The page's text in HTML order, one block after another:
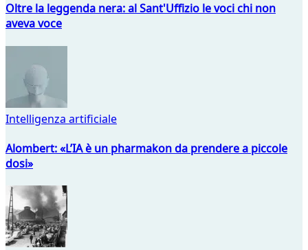
Oltre la leggenda nera: al Sant'Uffizio le voci chi non
aveva voce
Intelligenza artificiale
Alombert: «L’IA è un pharmakon da prendere a piccole
dosi»